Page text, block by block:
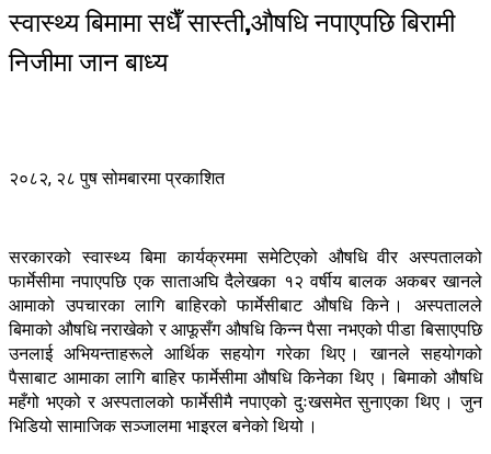
स्वास्थ्य बिमामा सधैँ सास्ती,औषधि नपाएपछि बिरामी
निजीमा जान बाध्य
२०८२, २८ पुष सोमबारमा प्रकाशित
सरकारको स्वास्थ्य बिमा कार्यक्रममा समेटिएको औषधि वीर अस्पतालको
फार्मेसीमा नपाएपछि एक साताअघि दैलेखका १२ वर्षीय बालक अकबर खानले
आमाको उपचारका लागि बाहिरको फार्मेसीबाट औषधि किने । अस्पतालले
बिमाको औषधि नराखेको र आफूसँग औषधि किन्न पैसा नभएको पीडा बिसाएपछि
उनलाई अभियन्ताहरूले आर्थिक सहयोग गरेका थिए । खानले सहयोगको
पैसाबाट आमाका लागि बाहिर फार्मेसीमा औषधि किनेका थिए । बिमाको औषधि
महँगो भएको र अस्पतालको फार्मेसीमै नपाएको दुःखसमेत सुनाएका थिए । जुन
भिडियो सामाजिक सञ्जालमा भाइरल बनेको थियो ।